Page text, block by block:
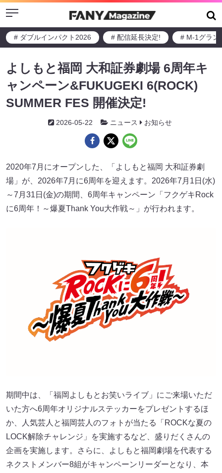
Menu
# ダブルインパクト2026 # 配信延長決定! # M-1グラン
よしもと福岡 大和証券劇場 6周年キ
ャンペーン&FUKUGEKI 6(ROCK)
SUMMER FES 開催決定!
2026-05-22 ニュース お知らせ
2020年7月にオープンした、「よしもと福岡 大和証券劇
場」が、2026年7月に6周年を迎えます。2026年7月1日(水)
～7月31日(金)の期間、6周年キャンペーン「フクゲキRock
に6周年！～爆夏Thank You大作戦～」が行われます。
期間中は、「福岡よしもとお笑いライブ」にご来場いただ
いた方へ6周年オリジナルステッカーをプレゼントするほ
か、人気芸人と福岡芸人のフォトが当たる「ROCKな夏の
LOCK解除チャレンジ」を実施するなど、盛りだくさんの
企画を実施します。さらに、よしもと福岡劇場を代表する
ネクストメンバー8組がキャンペーンリーダーとなり、本